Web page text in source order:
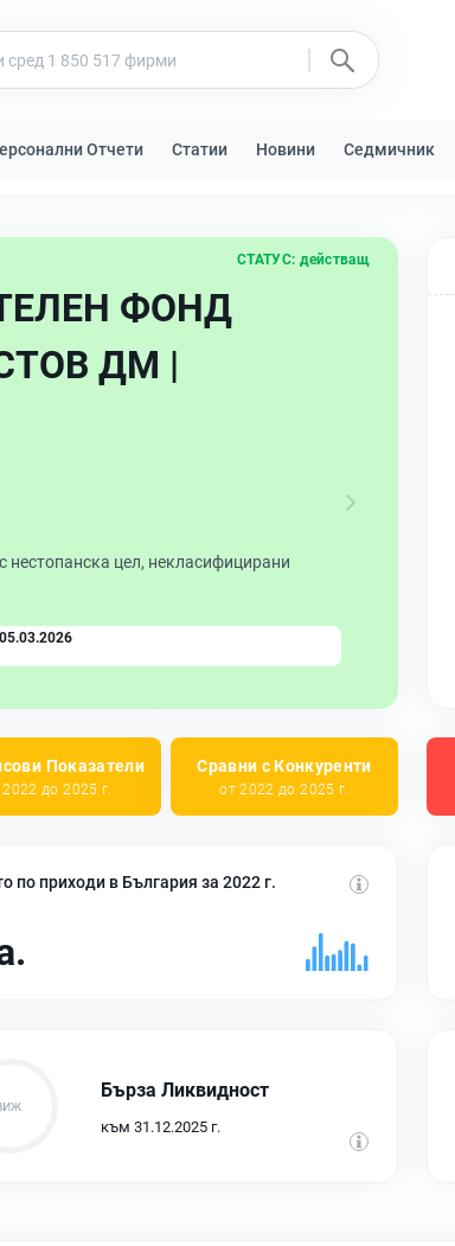
Отчети Статии Новини Седмичник
ФОНД
ДМ |
СТАТУС: действащ
нестопанска цел, некласифицирани
05.03.2026
Показатели
2022 до 2025 г.
Сравни с Конкуренти
от 2022 до 2025 г.
по приходи в България за 2022 г.
Бърза Ликвидност
към 31.12.2025 г.